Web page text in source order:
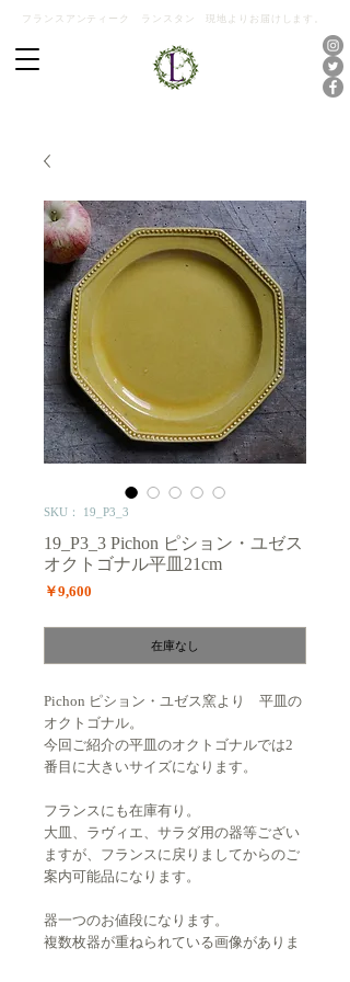
フランスアンティーク ランスタン 現地よりお届けします。
SKU： 19_P3_3
19_P3_3 Pichon ピション・ユゼス
オクトゴナル平皿21cm
￥9,600
在庫なし
Pichon ピション・ユゼス窯より 平皿の
オクトゴナル。
今回ご紹介の平皿のオクトゴナルでは2
番目に大きいサイズになります。
フランスにも在庫有り。
大皿、ラヴィエ、サラダ用の器等ござい
ますが、フランスに戻りましてからのご
案内可能品になります。
器一つのお値段になります。
複数枚器が重ねられている画像がありま